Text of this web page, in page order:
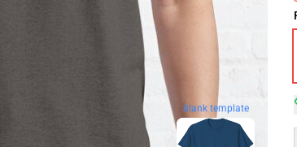
blank template